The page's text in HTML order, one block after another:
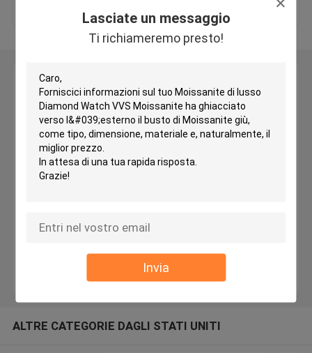
Lasciate un messaggio
Ti richiameremo presto!
Invia
Moissanite ha ghiacciato fuori l'orologio
Orologio Moissanite
catena a maglie cubana di Miami
Catene hip-hop di Moissanite
collegamento cubano del moissanite
catena di tennis del moissanite
Ti richiameremo presto!
ALTRE CATEGORIE DAGLI STATI UNITI